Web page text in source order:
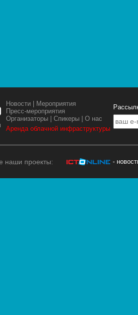
Новости | Мероприятия
Пресс-мероприятия
Организаторы |Спикеры |О нас
Аренда облачной инфраструктуры
наши проекты: -